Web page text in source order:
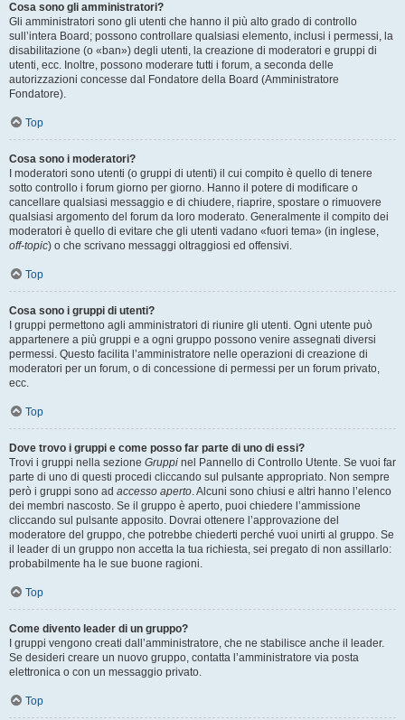
Cosa sono gli amministratori?
Gli amministratori sono gli utenti che hanno il più alto grado di controllo
sull’intera Board; possono controllare qualsiasi elemento, inclusi i permessi, la
disabilitazione (o «ban») degli utenti, la creazione di moderatori e gruppi di
utenti, ecc. Inoltre, possono moderare tutti i forum, a seconda delle
autorizzazioni concesse dal Fondatore della Board (Amministratore
Fondatore).
Top
Cosa sono i moderatori?
I moderatori sono utenti (o gruppi di utenti) il cui compito è quello di tenere
sotto controllo i forum giorno per giorno. Hanno il potere di modificare o
cancellare qualsiasi messaggio e di chiudere, riaprire, spostare o rimuovere
qualsiasi argomento del forum da loro moderato. Generalmente il compito dei
moderatori è quello di evitare che gli utenti vadano «fuori tema» (in inglese,
off-topic) o che scrivano messaggi oltraggiosi ed offensivi.
Top
Cosa sono i gruppi di utenti?
I gruppi permettono agli amministratori di riunire gli utenti. Ogni utente può
appartenere a più gruppi e a ogni gruppo possono venire assegnati diversi
permessi. Questo facilita l’amministratore nelle operazioni di creazione di
moderatori per un forum, o di concessione di permessi per un forum privato,
ecc.
Top
Dove trovo i gruppi e come posso far parte di uno di essi?
Trovi i gruppi nella sezione Gruppi nel Pannello di Controllo Utente. Se vuoi far
parte di uno di questi procedi cliccando sul pulsante appropriato. Non sempre
però i gruppi sono ad accesso aperto. Alcuni sono chiusi e altri hanno l’elenco
dei membri nascosto. Se il gruppo è aperto, puoi chiedere l’ammissione
cliccando sul pulsante apposito. Dovrai ottenere l’approvazione del
moderatore del gruppo, che potrebbe chiederti perché vuoi unirti al gruppo. Se
il leader di un gruppo non accetta la tua richiesta, sei pregato di non assillarlo:
probabilmente ha le sue buone ragioni.
Top
Come divento leader di un gruppo?
I gruppi vengono creati dall’amministratore, che ne stabilisce anche il leader.
Se desideri creare un nuovo gruppo, contatta l’amministratore via posta
elettronica o con un messaggio privato.
Top